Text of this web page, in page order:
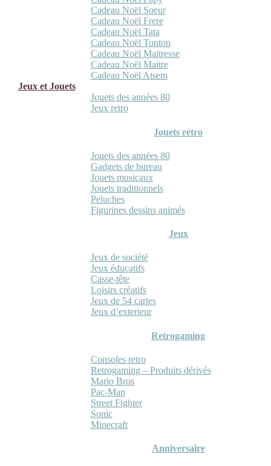
Cadeau Noël Soeur
Cadeau Noël Frere
Cadeau Noël Tata
Cadeau Noël Tonton
Cadeau Noël Maitresse
Cadeau Noël Maitre
Cadeau Noël Atsem
Jeux et Jouets
Jouets des années 80
Jeux retro
Jouets rétro
Jouets des années 80
Gadgets de bureau
Jouets musicaux
Jouets traditionnels
Peluches
Figurines dessins animés
Jeux
Jeux de société
Jeux éducatifs
Casse-tête
Loisirs créatifs
Jeux de 54 cartes
Jeux d’exterieur
Retrogaming
Consoles retro
Retrogaming – Produits dérivés
Mario Bros
Pac-Man
Street Fighter
Sonic
Minecraft
Anniversaire